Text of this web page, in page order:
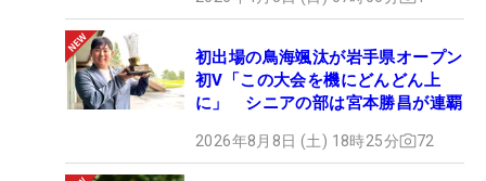
初出場の鳥海颯汰が岩手県オープン
初V「この大会を機にどんどん上
に」 シニアの部は宮本勝昌が連覇
2026年8月8日 (土) 18時25分 72